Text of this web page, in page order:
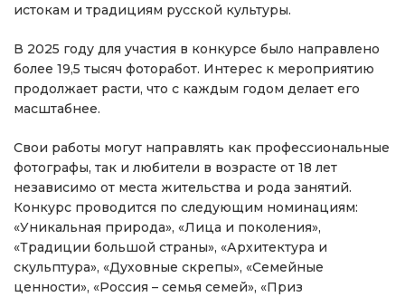
истокам и традициям русской культуры.
В 2025 году для участия в конкурсе было направлено
более 19,5 тысяч фоторабот. Интерес к мероприятию
продолжает расти, что с каждым годом делает его
масштабнее.
Свои работы могут направлять как профессиональные
фотографы, так и любители в возрасте от 18 лет
независимо от места жительства и рода занятий.
Конкурс проводится по следующим номинациям:
«Уникальная природа», «Лица и поколения»,
«Традиции большой страны», «Архитектура и
скульптура», «Духовные скрепы», «Семейные
ценности», «Россия – семья семей», «Приз